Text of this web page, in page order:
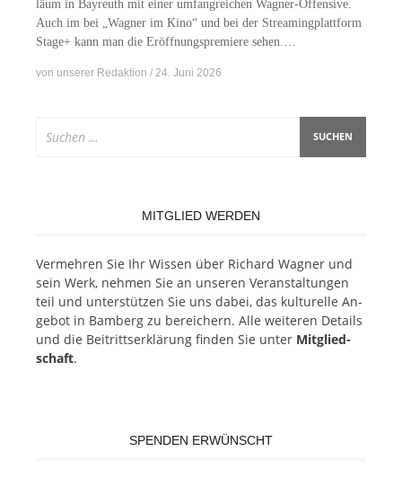
lä­um in Bay­reuth mit ei­ner um­fang­rei­chen Wa­g­­ner-Of­­fen­­si­­ve.
Auch im bei „Wag­ner im Kino“ und bei der Strea­ming­platt­form
Stage+ kann man die Er­öff­nungs­pre­mie­re sehen.…
von unserer Redaktion 24. Juni 2026
nach:
MITGLIED WERDEN
Ver­meh­ren Sie Ihr Wis­sen über Ri­chard Wag­ner und
sein Werk, neh­men Sie an un­se­ren Ver­an­stal­tun­gen
teil und un­ter­stüt­zen Sie uns da­bei, das kul­tu­rel­le An­
ge­bot in Bam­berg zu be­rei­chern. Alle wei­te­ren De­tails
und die Bei­tritts­er­klä­rung fin­den Sie un­ter Mit­glied­
schaft.
SPENDEN ERWÜNSCHT